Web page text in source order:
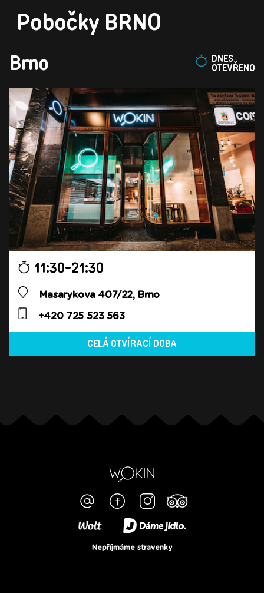
Pobočky BRNO
Brno DNES
OTEVŘENO
11:30-21:30
Masarykova 407/22, Brno
+420 725 523 563
CELÁ OTVÍRACÍ DOBA
Nepříjmáme stravenky